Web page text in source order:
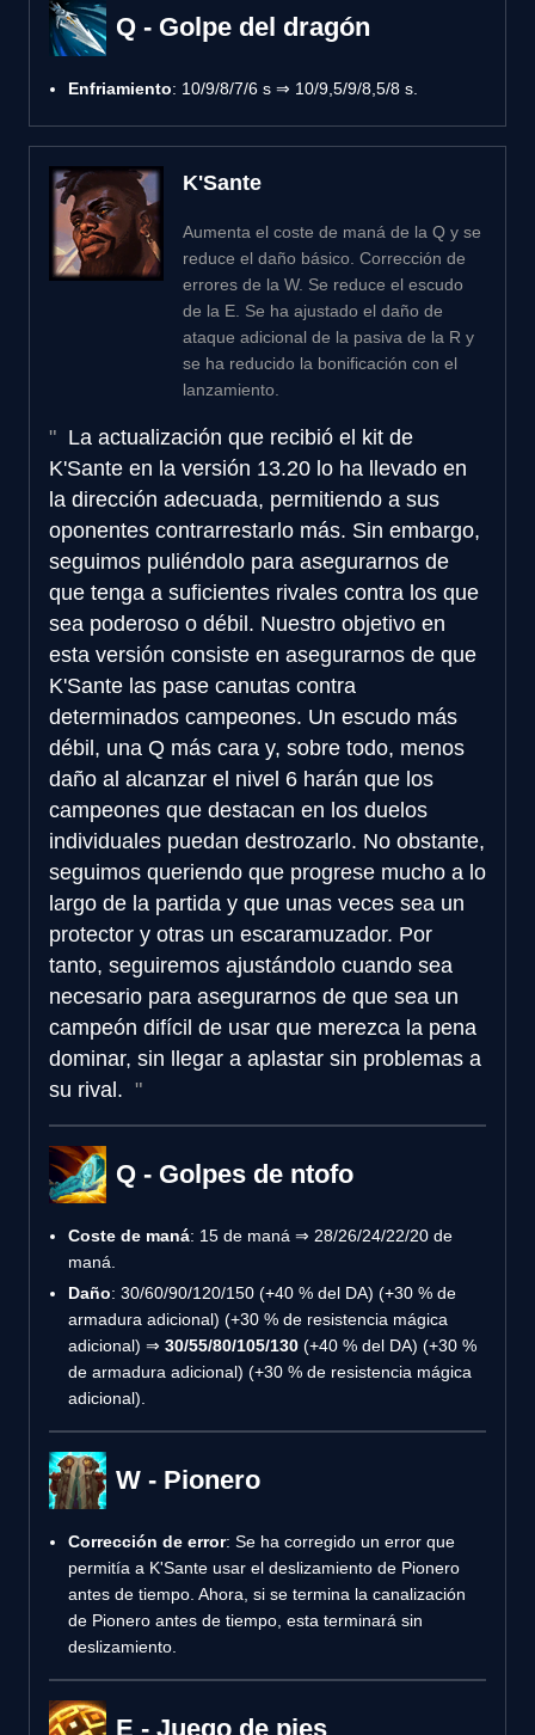
Q - Golpe del dragón
Enfriamiento: 10/9/8/7/6 s ⇒ 10/9,5/9/8,5/8 s.
K'Sante
Aumenta el coste de maná de la Q y se
reduce el daño básico. Corrección de
errores de la W. Se reduce el escudo
de la E. Se ha ajustado el daño de
ataque adicional de la pasiva de la R y
se ha reducido la bonificación con el
lanzamiento.
La actualización que recibió el kit de
K'Sante en la versión 13.20 lo ha llevado en
la dirección adecuada, permitiendo a sus
oponentes contrarrestarlo más. Sin embargo,
seguimos puliéndolo para asegurarnos de
que tenga a suficientes rivales contra los que
sea poderoso o débil. Nuestro objetivo en
esta versión consiste en asegurarnos de que
K'Sante las pase canutas contra
determinados campeones. Un escudo más
débil, una Q más cara y, sobre todo, menos
daño al alcanzar el nivel 6 harán que los
campeones que destacan en los duelos
individuales puedan destrozarlo. No obstante,
seguimos queriendo que progrese mucho a lo
largo de la partida y que unas veces sea un
protector y otras un escaramuzador. Por
tanto, seguiremos ajustándolo cuando sea
necesario para asegurarnos de que sea un
campeón difícil de usar que merezca la pena
dominar, sin llegar a aplastar sin problemas a
su rival.
Q - Golpes de ntofo
Coste de maná: 15 de maná ⇒ 28/26/24/22/20 de
maná.
Daño: 30/60/90/120/150 (+40 % del DA) (+30 % de
armadura adicional) (+30 % de resistencia mágica
adicional) ⇒ 30/55/80/105/130 (+40 % del DA) (+30 %
de armadura adicional) (+30 % de resistencia mágica
adicional).
W - Pionero
Corrección de error: Se ha corregido un error que
permitía a K'Sante usar el deslizamiento de Pionero
antes de tiempo. Ahora, si se termina la canalización
de Pionero antes de tiempo, esta terminará sin
deslizamiento.
E - Juego de pies